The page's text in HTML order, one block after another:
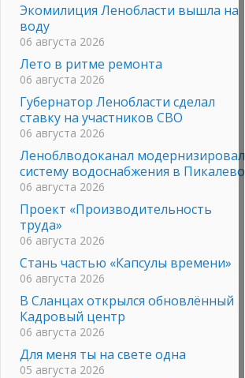
Экомилиция Ленобласти вышла на
воду
06 августа 2026
Лето в ритме ремонта
06 августа 2026
Губернатор Ленобласти сделал
ставку на участников СВО
06 августа 2026
Леноблводоканал модернизировал
систему водоснабжения в Пикалево
06 августа 2026
Проект «Производительность
труда»
06 августа 2026
Стань частью «Капсулы времени»
06 августа 2026
В Сланцах открылся обновлённый
Кадровый центр
06 августа 2026
Для меня ты на свете одна
05 августа 2026